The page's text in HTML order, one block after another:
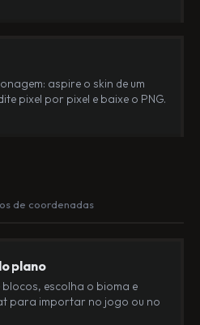
aspire o skin de um
pixel por pixel e baixe o PNG.
de coordenadas
plano
blocos, escolha o bioma e
para importar no jogo ou no